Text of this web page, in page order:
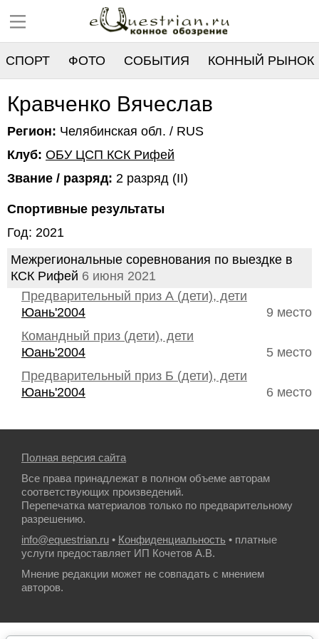
СПОРТ ФОТО СОБЫТИЯ КОННЫЙ РЫНОК
РЕЕСТР
Кравченко Вячеслав
Регион: Челябинская обл. / RUS
Клуб: ОБУ ЦСП КСК Рифей
Звание / разряд: 2 разряд (II)
Спортивные результаты
Год: 2021
Межрегиональные соревнования по выездке в
КСК Рифей 6 июня 2021
Предварительный приз А (дети), дети
9 место
Юань'2004
Командный приз (дети), дети
5 место
Юань'2004
Предварительный приз Б (дети), дети
6 место
Юань'2004
Полная версия сайта
Все права принадлежат в полном объеме авторам
соответствующих произведений.
Перепечатка материалов только по предварительному
разрешению.
info@equestrian.ru • Конфиденциальность • платные
услуги предоставляет ИП Кочетов А.В.
Мнение редакции может не совпадать с мнением
авторов.